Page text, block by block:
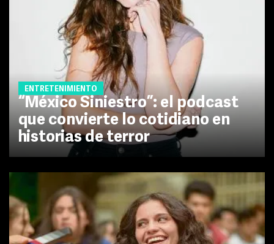
ENTRETENIMIENTO
“México Siniestro”: el podcast
que convierte lo cotidiano en
historias de terror